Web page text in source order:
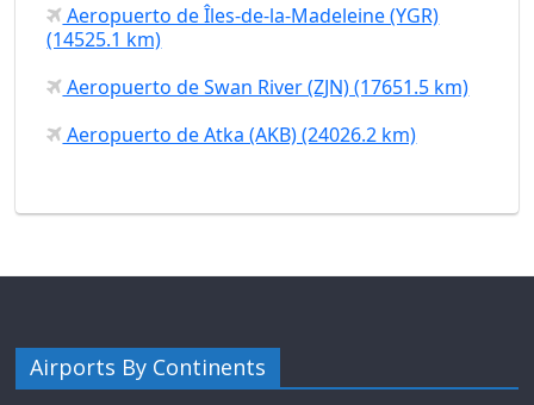
Aeropuerto de Îles-de-la-Madeleine (YGR)
(14525.1 km)
Aeropuerto de Swan River (ZJN) (17651.5 km)
Aeropuerto de Atka (AKB) (24026.2 km)
Airports By Continents